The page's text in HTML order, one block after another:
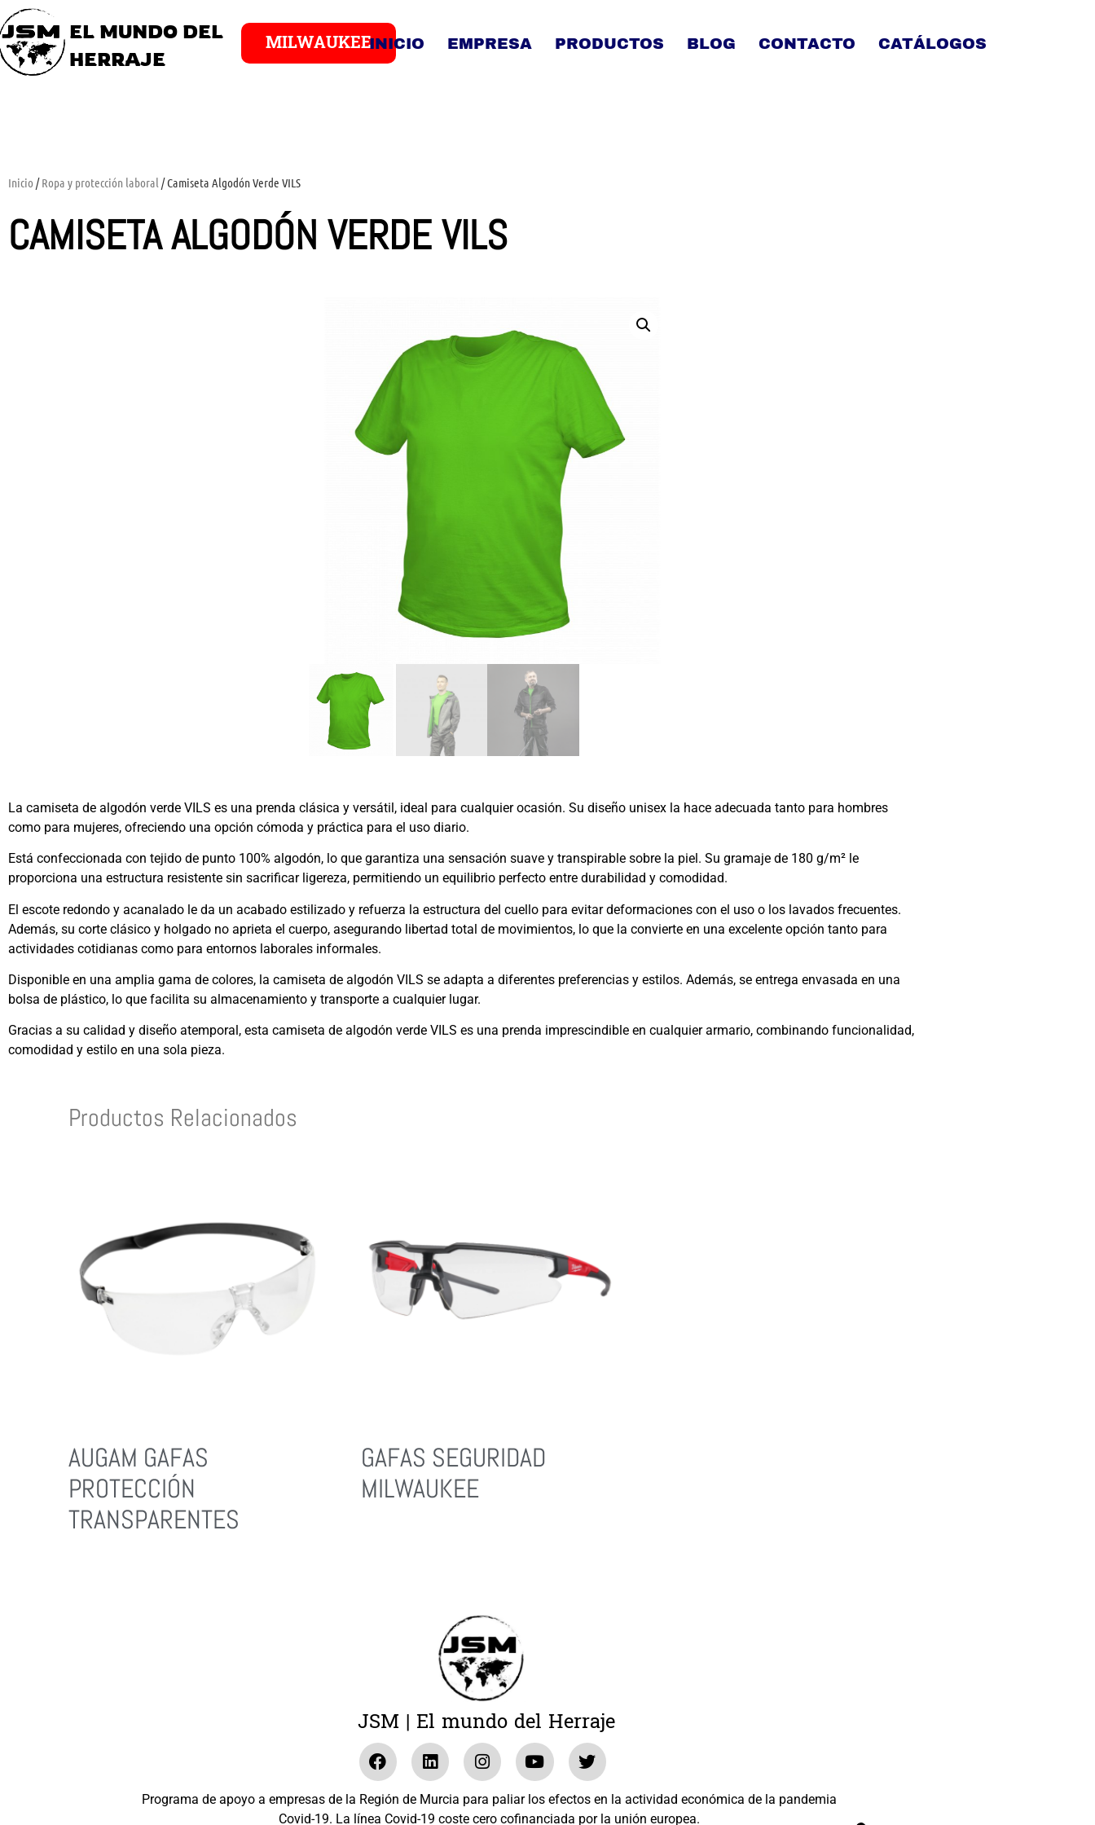
EL MUNDO DEL
HERRAJE
MILWAUKEEINICIO EMPRESA PRODUCTOS BLOG CONTACTO CATÁLOGOS
Inicio /Ropa y protección laboral / Camiseta Algodón Verde VILS
CAMISETA ALGODÓN VERDE VILS
La camiseta de algodón verde VILS es una prenda clásica y versátil, ideal para cualquier ocasión. Su diseño unisex la hace adecuada tanto para hombres
como para mujeres, ofreciendo una opción cómoda y práctica para el uso diario.
Está confeccionada con tejido de punto 100% algodón, lo que garantiza una sensación suave y transpirable sobre la piel. Su gramaje de 180 g/m² le
proporciona una estructura resistente sin sacrificar ligereza, permitiendo un equilibrio perfecto entre durabilidad y comodidad.
El escote redondo y acanalado le da un acabado estilizado y refuerza la estructura del cuello para evitar deformaciones con el uso o los lavados frecuentes.
Además, su corte clásico y holgado no aprieta el cuerpo, asegurando libertad total de movimientos, lo que la convierte en una excelente opción tanto para
actividades cotidianas como para entornos laborales informales.
Disponible en una amplia gama de colores, la camiseta de algodón VILS se adapta a diferentes preferencias y estilos. Además, se entrega envasada en una
bolsa de plástico, lo que facilita su almacenamiento y transporte a cualquier lugar.
Gracias a su calidad y diseño atemporal, esta camiseta de algodón verde VILS es una prenda imprescindible en cualquier armario, combinando funcionalidad,
comodidad y estilo en una sola pieza.
Productos Relacionados
AUGAM GAFAS
PROTECCIÓN
TRANSPARENTES
GAFAS SEGURIDAD
MILWAUKEE
JSM | El mundo del Herraje
Programa de apoyo a empresas de la Región de Murcia para paliar los efectos en la actividad económica de la pandemia
Covid-19. La línea Covid-19 coste cero cofinanciada por la unión europea.